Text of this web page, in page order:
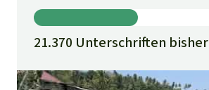
21.370 Unterschriften bisher